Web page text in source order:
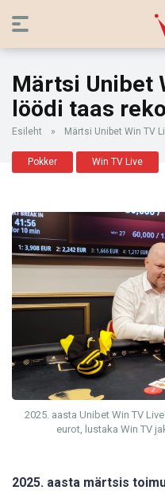
Märtsi Unibet
löödi taas
Esileht » Märtsi Unibet Win TV
Pokker Win TV Live
2025. aasta Unibet Win TV
eurot, lustaka Win TV
2025. aasta märtsis